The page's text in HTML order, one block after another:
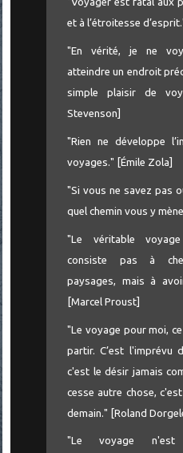
et à l’étroitesse
"En vérité, je ne
atteindre un endroit
simple plaisir de
Stevenson]
"Rien ne développe
voyages." [Émile Zola]
"Si vous ne savez pas
quel chemin vous y
"Le véritable
consiste pas à
paysages, mais à
[Marcel Proust]
"Le voyage pour moi,
partir. C’est l'imprévu
c'est le désir jamais
cesse autre chose,
demain." [Roland
"Le voyage n'est